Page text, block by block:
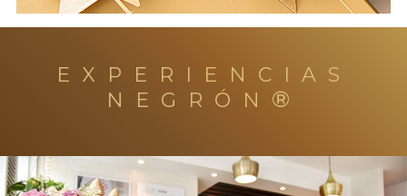
EXPERIENCIAS
NEGRÓN ®